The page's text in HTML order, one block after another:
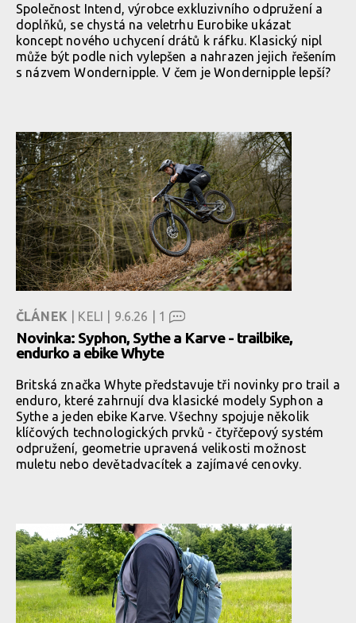
Společnost Intend, výrobce exkluzivního odpružení a
doplňků, se chystá na veletrhu Eurobike ukázat
koncept nového uchycení drátů k ráfku. Klasický nipl
může být podle nich vylepšen a nahrazen jejich řešením
s názvem Wondernipple. V čem je Wondernipple lepší?
ČLÁNEK | KELI | 9.6.26 | 1
Novinka: Syphon, Sythe a Karve - trailbike,
endurko a ebike Whyte
Britská značka Whyte představuje tři novinky pro trail a
enduro, které zahrnují dva klasické modely Syphon a
Sythe a jeden ebike Karve. Všechny spojuje několik
klíčových technologických prvků - čtyřčepový systém
odpružení, geometrie upravená velikosti možnost
muletu nebo devětadvacítek a zajímavé cenovky.